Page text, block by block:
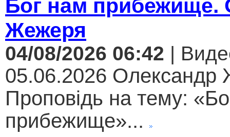
Бог нам прибежище.
Жежеря
04/08/2026 06:42 |
05.06.2026 Олександр
Проповідь на тему:
прибежище»...